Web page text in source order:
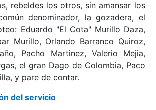
rebeldes los otros, sin amansar los
denominador, la gozadera, el
Eduardo "El Cota" Murillo Daza,
Murillo, Orlando Barranco Quiroz,
Pacho Martinez, Valerio Mejia,
el gran Dago de Colombia, Paco
y pare de contar.
del servicio